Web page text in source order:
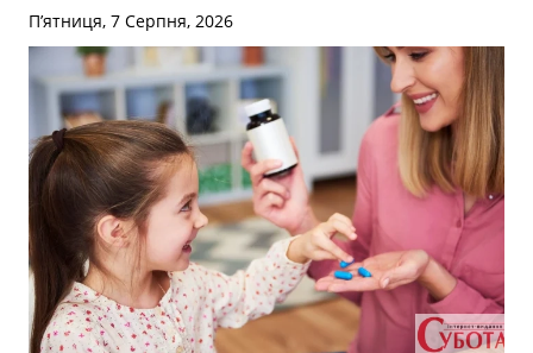
П’ятниця, 7 Серпня, 2026